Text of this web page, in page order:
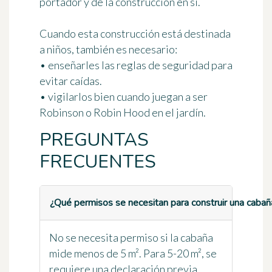
Cuando esta construcción está destinada
a niños, también es necesario:
• enseñarles las reglas de seguridad para
evitar caídas.
• vigilarlos bien cuando juegan a ser
Robinson o Robin Hood en el jardín.
PREGUNTAS
FRECUENTES
¿Qué permisos se necesitan para construir una
No se necesita permiso si la cabaña
mide menos de 5 m². Para 5-20 m², se
requiere una declaración previa.